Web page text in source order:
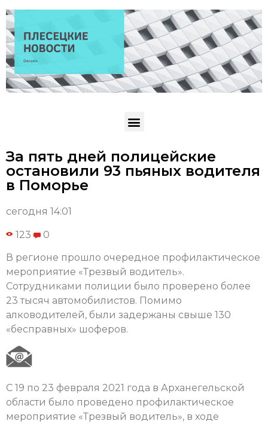
За пять дней полицейские
остановили 93 пьяных водителя
в Поморье
сегодня 14:01
123 0
В регионе прошло очередное профилактическое
мероприятие «Трезвый водитель».
Сотрудниками полиции было проверено более
23 тысяч автомобилистов. Помимо
алководителей, были задержаны свыше 130
«бесправных» шоферов.
С 19 по 23 февраля 2021 года в Арханегельской
области было проведено профилактическое
мероприятие «Трезвый водитель», в ходе